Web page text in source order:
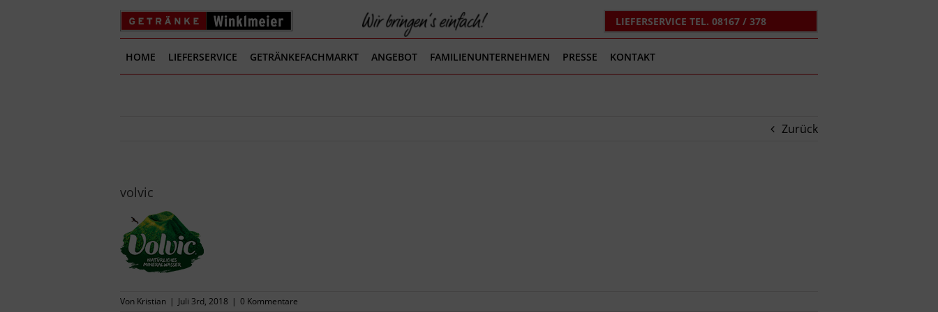
LIEFERSERVICE TEL. 08167 / 378
HOME LIEFERSERVICE GETRÄNKEFACHMARKT ANGEBOT FAMILIENUNTERNEHMEN PRESSE KONTAKT
Zurück
volvic
Von Kristian | Juli 3rd, 2018 | 0 Kommentare